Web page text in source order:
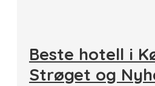
Beste hotell i
Strøget og